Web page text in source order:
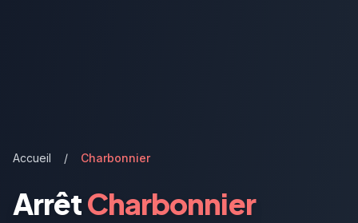
Accueil / Charbonnier
ArrêtCharbonnier